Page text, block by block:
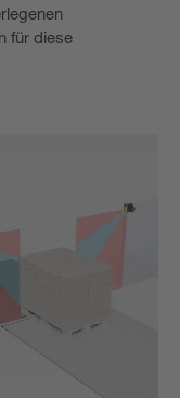
für diese